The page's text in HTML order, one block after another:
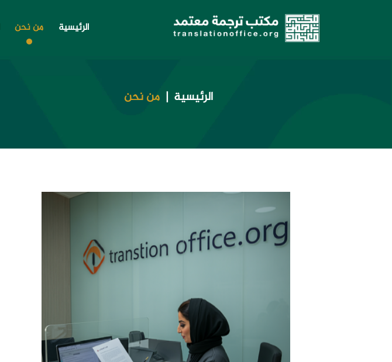
الرئيسية من نحن
الرئيسية من نحن